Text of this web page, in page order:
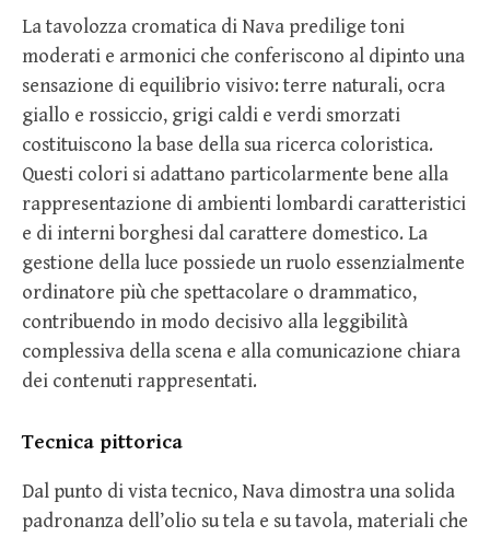
La tavolozza cromatica di Nava predilige toni
moderati e armonici che conferiscono al dipinto una
sensazione di equilibrio visivo: terre naturali, ocra
giallo e rossiccio, grigi caldi e verdi smorzati
costituiscono la base della sua ricerca coloristica.
Questi colori si adattano particolarmente bene alla
rappresentazione di ambienti lombardi caratteristici
e di interni borghesi dal carattere domestico. La
gestione della luce possiede un ruolo essenzialmente
ordinatore più che spettacolare o drammatico,
contribuendo in modo decisivo alla leggibilità
complessiva della scena e alla comunicazione chiara
dei contenuti rappresentati.
Tecnica pittorica
Dal punto di vista tecnico, Nava dimostra una solida
padronanza dell’olio su tela e su tavola, materiali che